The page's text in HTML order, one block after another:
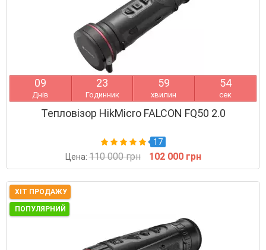
09
Днів
23
Годинник
59
хвилин
54
сек
Тепловізор HikMicro FALCON FQ50 2.0
17
Цена:110 000 грн 102 000 грн
ХІТ ПРОДАЖУ
ПОПУЛЯРНИЙ